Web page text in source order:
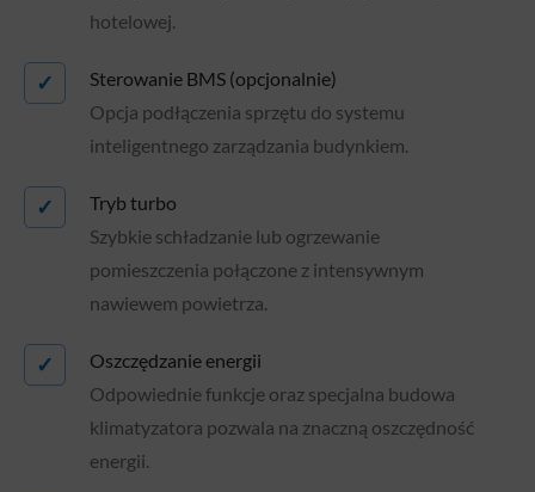
hotelowej.
✓
Sterowanie BMS (opcjonalnie)
Opcja podłączenia sprzętu do systemu
inteligentnego zarządzania budynkiem.
✓
Tryb turbo
Szybkie schładzanie lub ogrzewanie
pomieszczenia połączone z intensywnym
nawiewem powietrza.
✓
Oszczędzanie energii
Odpowiednie funkcje oraz specjalna budowa
klimatyzatora pozwala na znaczną oszczędność
energii.